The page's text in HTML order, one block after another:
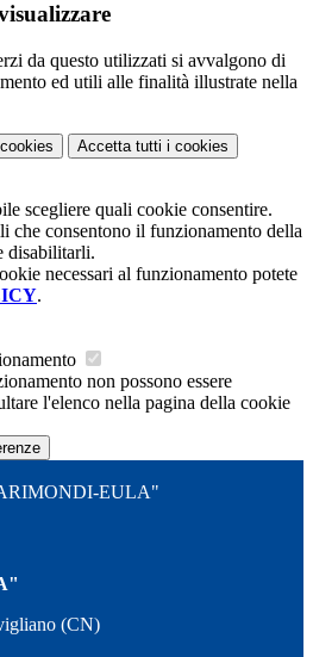
da questo utilizzati si avvalgono di
ed utili alle finalità illustrate nella
Accetta tutti i cookies
scegliere quali cookie consentire.
che consentono il funzionamento della
disabilitarli.
necessari al funzionamento potete
.
non possono essere
l'elenco nella pagina della cookie
EULA"
(CN)